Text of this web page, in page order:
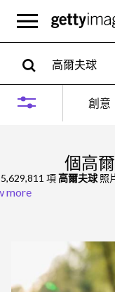
創意
個高
項高爾夫球 照
more